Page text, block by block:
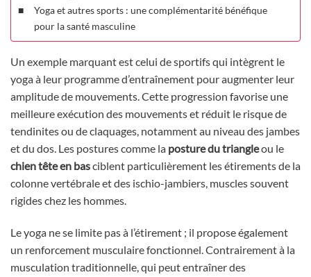
Yoga et autres sports : une complémentarité bénéfique
pour la santé masculine
Un exemple marquant est celui de sportifs qui intègrent le
yoga à leur programme d’entraînement pour augmenter leur
amplitude de mouvements. Cette progression favorise une
meilleure exécution des mouvements et réduit le risque de
tendinites ou de claquages, notamment au niveau des jambes
et du dos. Les postures comme la posture du triangleou le
chien tête en basciblent particulièrement les étirements de la
colonne vertébrale et des ischio-jambiers, muscles souvent
rigides chez les hommes.
Le yoga ne se limite pas à l’étirement ; il propose également
un renforcement musculaire fonctionnel. Contrairement à la
musculation traditionnelle, qui peut entraîner des